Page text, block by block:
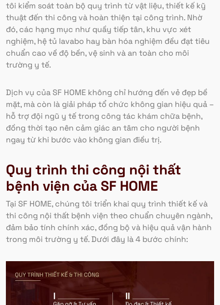
tôi kiểm soát toàn bộ quy trình từ vật liệu, thiết kế kỹ
thuật đến thi công và hoàn thiện tại công trình. Nhờ
đó, các hạng mục như quầy tiếp tân, khu vực xét
nghiệm, hệ tủ lavabo hay bàn hóa nghiệm đều đạt tiêu
chuẩn cao về độ bền, vệ sinh và an toàn cho môi
trường y tế.
Dịch vụ của SF HOME không chỉ hướng đến vẻ đẹp bề
mặt, mà còn là giải pháp tổ chức không gian hiệu quả –
hỗ trợ đội ngũ y tế trong công tác khám chữa bệnh,
đồng thời tạo nên cảm giác an tâm cho người bệnh
ngay từ khi bước vào không gian điều trị.
Quy trình thi công nội thất
bệnh viện của SF HOME
Tại SF HOME, chúng tôi triển khai quy trình thiết kế và
thi công nội thất bệnh viện theo chuẩn chuyên ngành,
đảm bảo tính chính xác, đồng bộ và hiệu quả vận hành
trong môi trường y tế. Dưới đây là 4 bước chính: